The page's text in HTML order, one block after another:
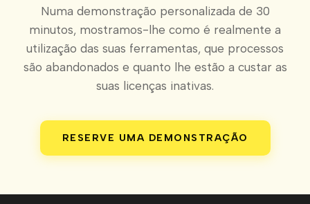
Numa demonstração personalizada de 30
minutos, mostramos-lhe como é realmente a
utilização das suas ferramentas, que processos
são abandonados e quanto lhe estão a custar as
suas licenças inativas.
RESERVE UMA DEMONSTRAÇÃO